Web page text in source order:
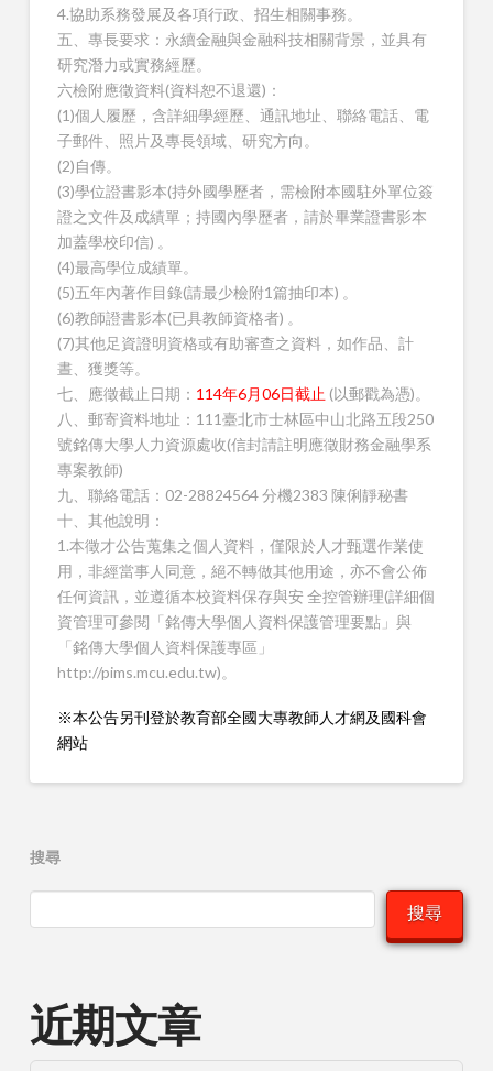
4.協助系務發展及各項行政、招生相關事務。
五、專長要求：永續金融與金融科技相關背景，並具有
研究潛力或實務經歷。
六檢附應徵資料(資料恕不退還)：
(1)個人履歷，含詳細學經歷、通訊地址、聯絡電話、電
子郵件、照片及專長領域、研究方向。
(2)自傳。
(3)學位證書影本(持外國學歷者，需檢附本國駐外單位簽
證之文件及成績單；持國內學歷者，請於畢業證書影本
加蓋學校印信) 。
(4)最高學位成績單。
(5)五年內著作目錄(請最少檢附1篇抽印本) 。
(6)教師證書影本(已具教師資格者) 。
(7)其他足資證明資格或有助審查之資料，如作品、計
晝、獲獎等。
七、應徵截止日期： 114年6月06日截止 (以郵戳為憑)。
八、郵寄資料地址：111臺北市士林區中山北路五段250
號銘傳大學人力資源處收(信封請註明應徵財務金融學系
專案教師)
九、聯絡電話：02-28824564 分機2383 陳俐靜秘書
十、其他說明：
1.本徵才公告蒐集之個人資料，僅限於人才甄選作業使
用，非經當事人同意，絕不轉做其他用途，亦不會公佈
任何資訊，並遵循本校資料保存與安 全控管辦理(詳細個
資管理可參閱「銘傳大學個人資料保護管理要點」與
「銘傳大學個人資料保護專區」
http://pims.mcu.edu.tw)。
※本公告另刊登於教育部全國大專教師人才網及國科會
網站
搜尋
搜尋
近期文章